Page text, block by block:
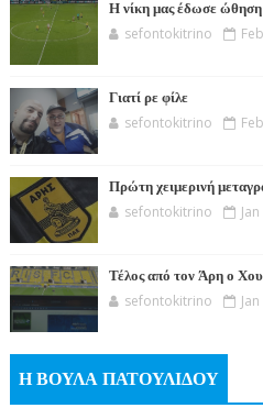
Η νίκη μας έδωσε ώθηση
sefontokitrino
Γιατί ρε φίλε
sefontokitrino
Πρώτη χειμερινή
sefontokitrino
Τέλος από τον Άρη ο
sefontokitrino
Η ΒΟΥΛΑ ΠΑΤΟΥΛΙΔΟΥ